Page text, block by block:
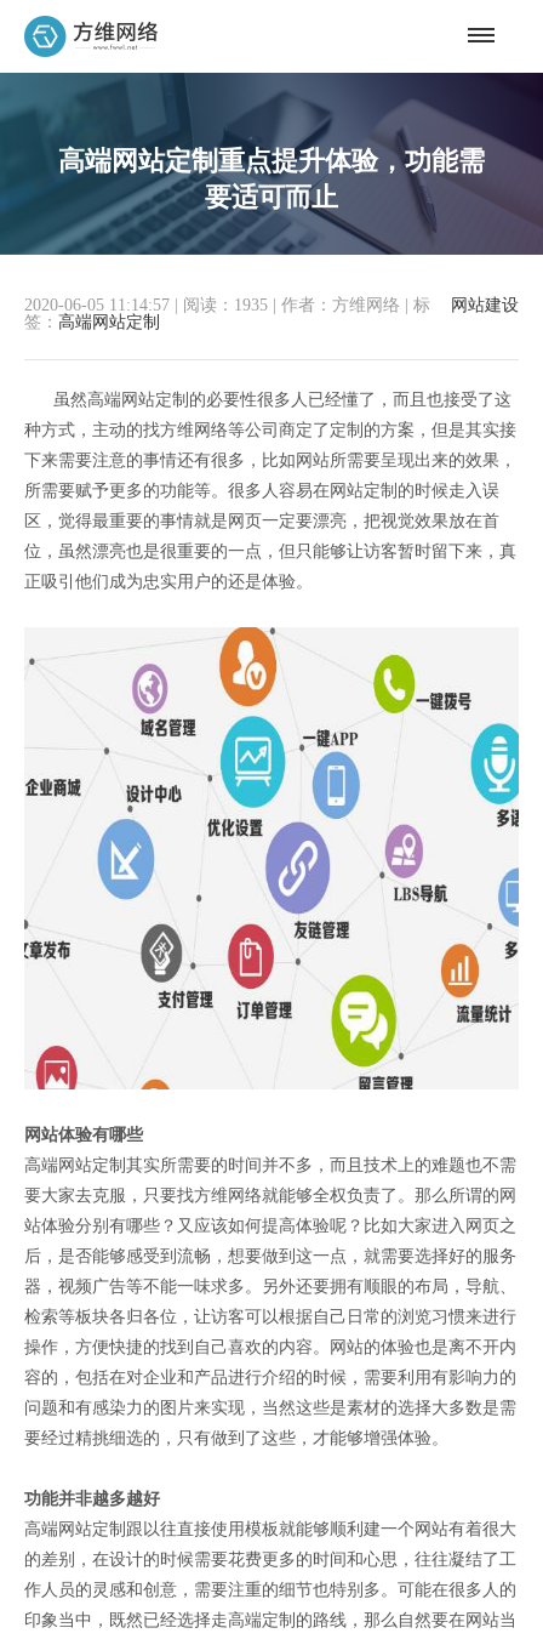
高端网站定制重点提升体验，功能需
要适可而止
网站建设
2020-06-05 11:14:57 阅读：1935 作者：方维网络
标
签： 高端网站定制
虽然高端网站定制的必要性很多人已经懂了，而且也接受了这
种方式，主动的找方维网络等公司商定了定制的方案，但是其实接
下来需要注意的事情还有很多，比如网站所需要呈现出来的效果，
所需要赋予更多的功能等。很多人容易在网站定制的时候走入误
区，觉得最重要的事情就是网页一定要漂亮，把视觉效果放在首
位，虽然漂亮也是很重要的一点，但只能够让访客暂时留下来，真
正吸引他们成为忠实用户的还是体验。
网站体验有哪些
高端网站定制其实所需要的时间并不多，而且技术上的难题也不需
要大家去克服，只要找方维网络就能够全权负责了。那么所谓的网
站体验分别有哪些？又应该如何提高体验呢？比如大家进入网页之
后，是否能够感受到流畅，想要做到这一点，就需要选择好的服务
器，视频广告等不能一味求多。另外还要拥有顺眼的布局，导航、
检索等板块各归各位，让访客可以根据自己日常的浏览习惯来进行
操作，方便快捷的找到自己喜欢的内容。网站的体验也是离不开内
容的，包括在对企业和产品进行介绍的时候，需要利用有影响力的
问题和有感染力的图片来实现，当然这些是素材的选择大多数是需
要经过精挑细选的，只有做到了这些，才能够增强体验。
功能并非越多越好
高端网站定制跟以往直接使用模板就能够顺利建一个网站有着很大
的差别，在设计的时候需要花费更多的时间和心思，往往凝结了工
作人员的灵感和创意，需要注重的细节也特别多。可能在很多人的
印象当中，既然已经选择走高端定制的路线，那么自然要在网站当